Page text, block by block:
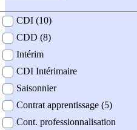
contrat
CDI (10)
CDD (8)
Intérim
CDI Intérimaire
Saisonnier
Contrat apprentissage (5)
Cont. professionnalisation